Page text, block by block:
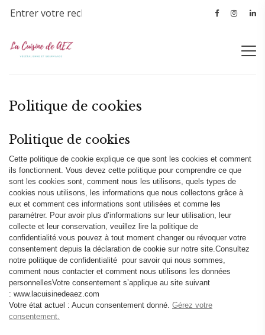
Politique de cookies
Politique de cookies
Cette politique de cookie explique ce que sont les cookies et comment
ils fonctionnent. Vous devez cette politique pour comprendre ce que
sont les cookies sont, comment nous les utilisons, quels types de
cookies nous utilisons, les informations que nous collectons grâce à
eux et comment ces informations sont utilisées et comme les
paramétrer. Pour avoir plus d’informations sur leur utilisation, leur
collecte et leur conservation, veuillez lire la politique de
confidentialité.vous pouvez à tout moment changer ou révoquer votre
consentement depuis la déclaration de cookie sur notre site.Consultez
notre politique de confidentialité pour savoir qui nous sommes,
comment nous contacter et comment nous utilisons les données
personnellesVotre consentement s’applique au site suivant
: www.lacuisinedeaez.com
Votre état actuel : Aucun consentement donné. Gérez votre
consentement.